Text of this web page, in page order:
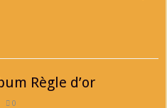
Règle d’or
0